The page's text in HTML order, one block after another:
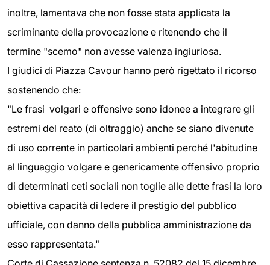
inoltre, lamentava che non fosse stata applicata la
scriminante della provocazione e ritenendo che il
termine "scemo" non avesse valenza ingiuriosa.
I giudici di Piazza Cavour hanno però rigettato il ricorso
sostenendo che:
"Le frasi volgari e offensive sono idonee a integrare gli
estremi del reato (di oltraggio) anche se siano divenute
di uso corrente in particolari ambienti perché l'abitudine
al linguaggio volgare e genericamente offensivo proprio
di determinati ceti sociali non toglie alle dette frasi la loro
obiettiva capacità di ledere il prestigio del pubblico
ufficiale, con danno della pubblica amministrazione da
esso rappresentata."